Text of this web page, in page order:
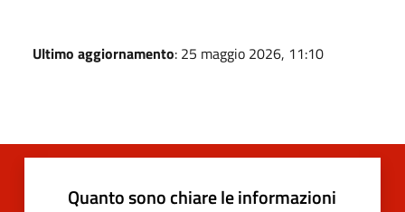
Ultimo aggiornamento: 25 maggio 2026, 11:10
Quanto sono chiare le informazioni